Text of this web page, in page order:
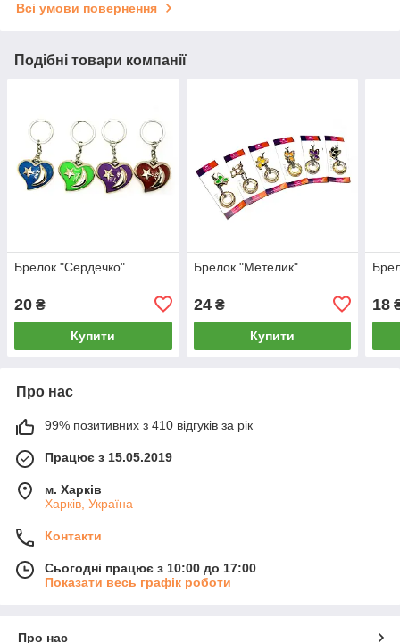
Всі умови повернення
Подібні товари компанії
Брелок "Сердечко"
20 ₴
Купити
Брелок "Метелик"
24₴
Купити
18
Про нас
99% позитивних з 410 відгуків за рік
Працює з 15.05.2019
м. Харків
Харків, Україна
Контакти
Сьогодні працює з 10:00 до 17:00
Показати весь графік роботи
Про нас